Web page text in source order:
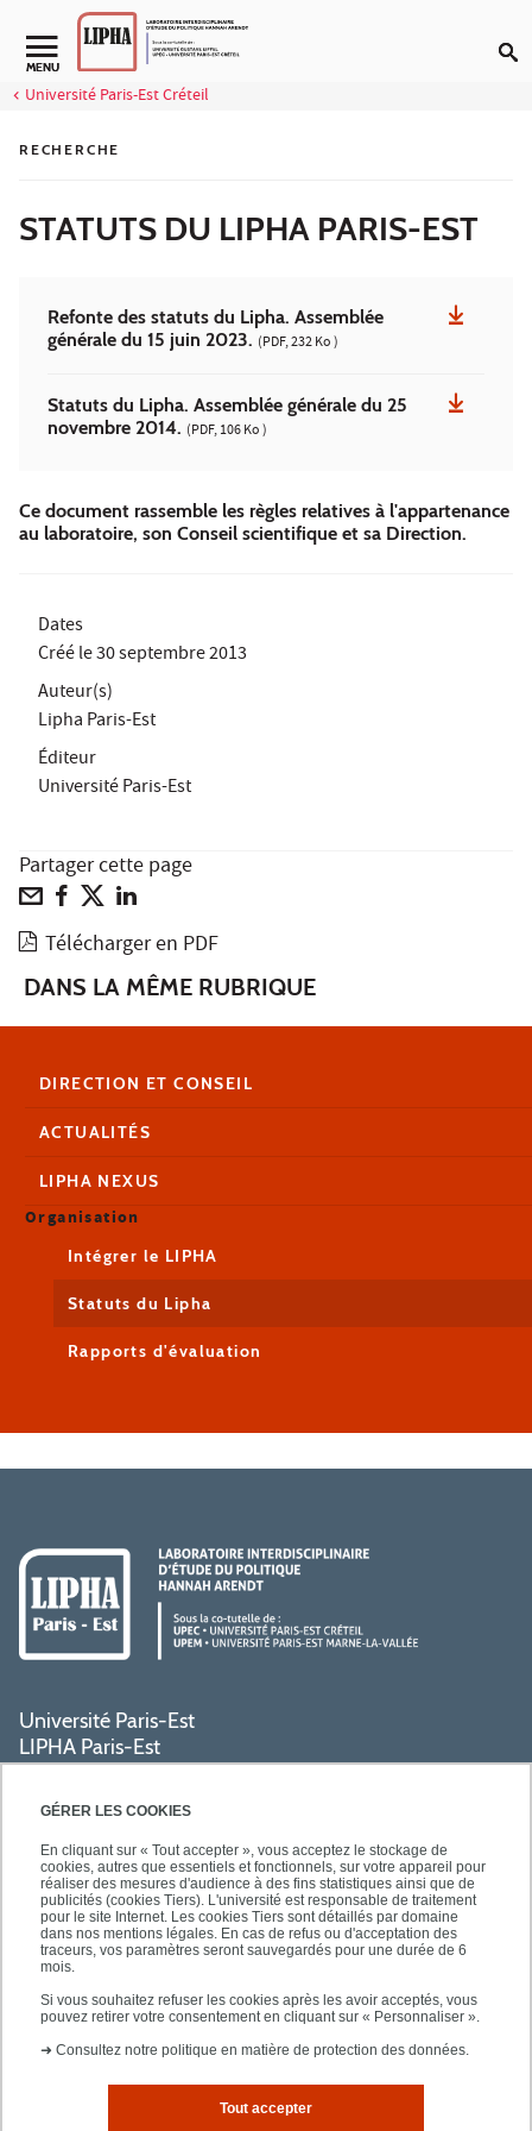
GÉRER LES COOKIES
En cliquant sur « Tout accepter », vous acceptez le stockage de
cookies, autres que essentiels et fonctionnels, sur votre appareil pour
réaliser des mesures d'audience à des fins statistiques ainsi que de
publicités (cookies Tiers). L'université est responsable de traitement
pour le site Internet. Les cookies Tiers sont détaillés par domaine
dans nos mentions légales. En cas de refus ou d'acceptation des
traceurs, vos paramètres seront sauvegardés pour une durée de 6
mois.
Si vous souhaitez refuser les cookies après les avoir acceptés, vous
pouvez retirer votre consentement en cliquant sur « Personnaliser ».
➜ Consultez notre politique en matière de protection des données.
Tout accepter
Aller au contenu
Navigation secondaire
MENU
Université Paris-Est Créteil
RECHERCHE
STATUTS DU LIPHA PARIS-EST
Refonte des statuts du Lipha. Assemblée
générale du 15 juin 2023. (PDF, 232 Ko )
Statuts du Lipha. Assemblée générale du 25
novembre 2014. (PDF, 106 Ko )
Ce document rassemble les règles relatives à l'appartenance
au laboratoire, son Conseil scientifique et sa Direction.
Dates
Créé le30 septembre 2013
Auteur(s)
Lipha Paris-Est
Éditeur
Université Paris-Est
Partager cette page
Télécharger en PDF
DANS LA MÊME RUBRIQUE
DIRECTION ET CONSEIL
ACTUALITÉS
LIPHA NEXUS
Organisation
Intégrer le LIPHA
Statuts du Lipha
Rapports d'évaluation
Université Paris-Est
LIPHA Paris-Est
Campus Centre de Créteil
61, avenue du Général de Gaulle
PRATIQUE
ACCÈS RAPIDES
Plan d'accès